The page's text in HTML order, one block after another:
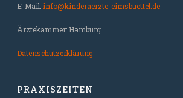
E-Mail: info@kinderaerzte-eimsbuettel.de
Ärztekammer: Hamburg
Datenschutzerklärung
PRAXISZEITEN